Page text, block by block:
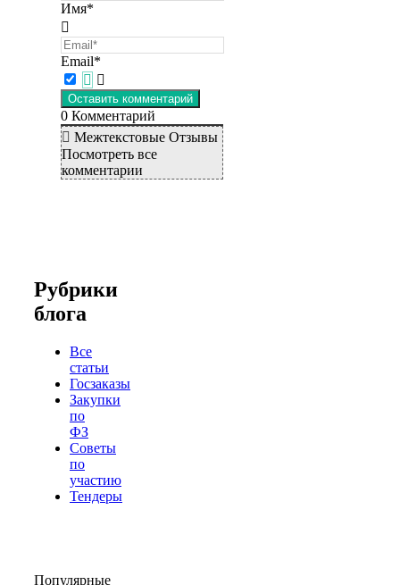
Имя*
Email*
0 Комментарий
Межтекстовые Отзывы
Посмотреть все
комментарии
Рубрики
блога
Все
статьи
Госзаказы
Закупки
по
ФЗ
Советы
по
участию
Тендеры
Популярные